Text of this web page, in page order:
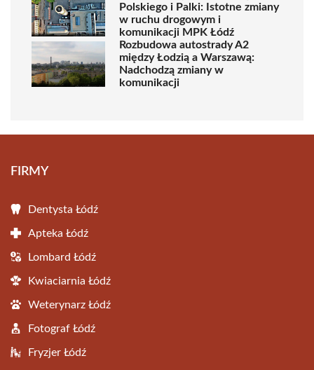
Polskiego i Palki: Istotne zmiany
w ruchu drogowym i
komunikacji MPK Łódź
Rozbudowa autostrady A2
między Łodzią a Warszawą:
Nadchodzą zmiany w
komunikacji
FIRMY
Dentysta Łódź
Apteka Łódź
Lombard Łódź
Kwiaciarnia Łódź
Weterynarz Łódź
Fotograf Łódź
Fryzjer Łódź